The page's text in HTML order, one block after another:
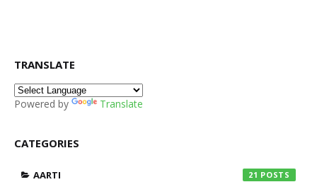
TRANSLATE
Powered by Translate
CATEGORIES
AARTI 21